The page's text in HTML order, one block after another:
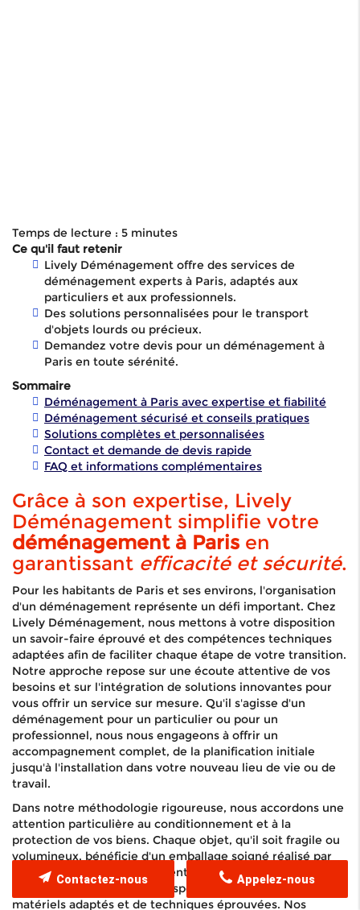
Temps de lecture : 5 minutes
Ce qu'il faut retenir
Lively Déménagement offre des services de
déménagement experts à Paris, adaptés aux
particuliers et aux professionnels.
Des solutions personnalisées pour le transport
d'objets lourds ou précieux.
Demandez votre devis pour un déménagement à
Paris en toute sérénité.
Sommaire
Déménagement à Paris avec expertise et fiabilité
Déménagement sécurisé et conseils pratiques
Solutions complètes et personnalisées
Contact et demande de devis rapide
FAQ et informations complémentaires
Grâce à son expertise, Lively
Déménagement simplifie votre
déménagement à Paris en
garantissant efficacité et sécurité.
Pour les habitants de Paris et ses environs, l'organisation
d'un déménagement représente un défi important. Chez
Lively Déménagement, nous mettons à votre disposition
un savoir-faire éprouvé et des compétences techniques
adaptées afin de faciliter chaque étape de votre transition.
Notre approche repose sur une écoute attentive de vos
besoins et sur l'intégration de solutions innovantes pour
vous offrir un service sur mesure. Qu'il s'agisse d'un
déménagement pour un particulier ou pour un
professionnel, nous nous engageons à offrir un
accompagnement complet, de la planification initiale
jusqu'à l'installation dans votre nouveau lieu de vie ou de
travail.
Dans notre méthodologie rigoureuse, nous accordons une
attention particulière au conditionnement et à la
protection de vos biens. Chaque objet, qu'il soit fragile ou
volumineux, bénéficie d'un emballage soigné réalisé par
des professionnels expérimentés. La sécurité est ainsi
assurée tout au long du transport, grâce à l'utilisation de
matériels adaptés et de techniques éprouvées. Nos
Appelez-nous
Contactez-nous